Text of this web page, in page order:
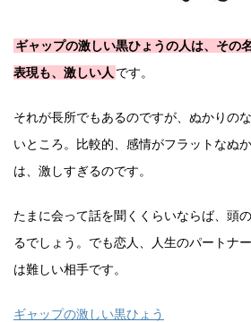
ギャップの激しい黒ひょうの人は、その
表現も、激しい人 です。
それが長所でもあるのですが、ぬかりの
いところ。比較的、感情がフラットなぬ
は、激しすぎるのです。
たまに会って話を聞くくらいならば、頭
るでしょう。でも恋人、人生のパートナ
は難しい相手です。
ギャップの激しい黒ひょう